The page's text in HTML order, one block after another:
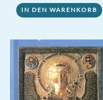
IN DEN WARENKORB